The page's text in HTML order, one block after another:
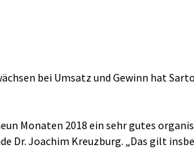
bei Umsatz und Gewinn hat
Monaten 2018 ein sehr gutes
Dr. Joachim Kreuzburg. „Das gilt